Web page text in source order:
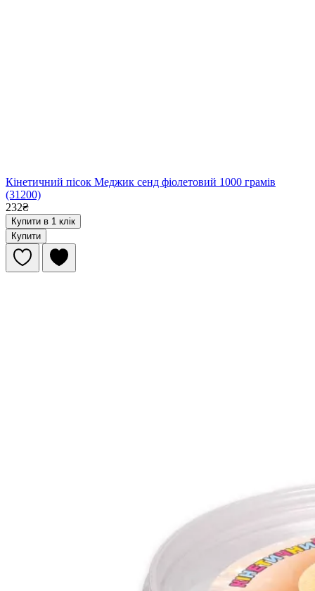
Кінетичний пісок Меджик сенд фіолетовий 1000 грамів
(31200)
232₴
Купити в 1 клік
Купити